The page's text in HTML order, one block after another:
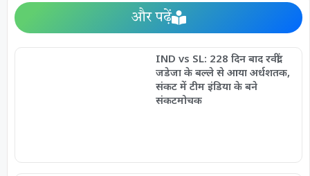
और पढ़ें
IND vs SL: 228 दिन बाद रवींद्र
जडेजा के बल्ले से आया अर्धशतक,
संकट में टीम इंडिया के बने
संकटमोचक